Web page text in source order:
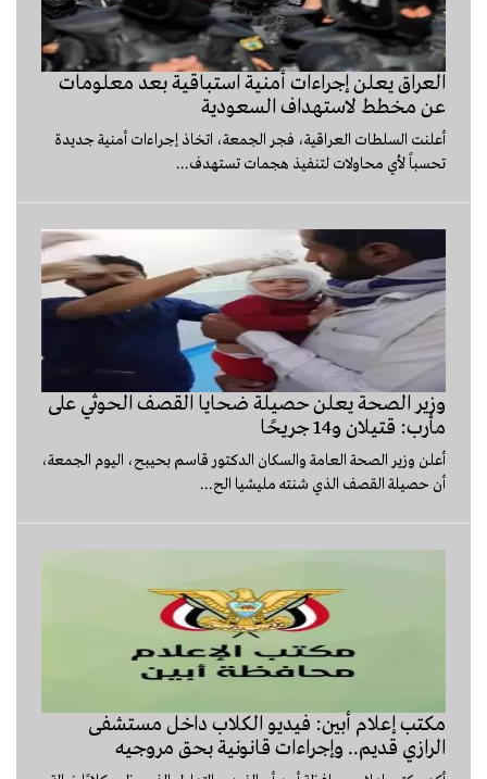
العراق يعلن إجراءات أمنية استباقية بعد معلومات
عن مخطط لاستهداف السعودية
أعلنت السلطات العراقية، فجر الجمعة، اتخاذ إجراءات أمنية جديدة
تحسباً لأي محاولات لتنفيذ هجمات تستهدف...
وزير الصحة يعلن حصيلة ضحايا القصف الحوثي على
مأرب: قتيلان و14 جريحًا
أعلن وزير الصحة العامة والسكان الدكتور قاسم بحيبح، اليوم الجمعة،
أن حصيلة القصف الذي شنته مليشيا الح...
مكتب إعلام أبين: فيديو الكلاب داخل مستشفى
الرازي قديم.. وإجراءات قانونية بحق مروجيه